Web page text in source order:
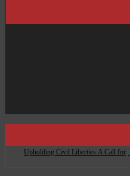
Upholding Civil Liberties:A Call for